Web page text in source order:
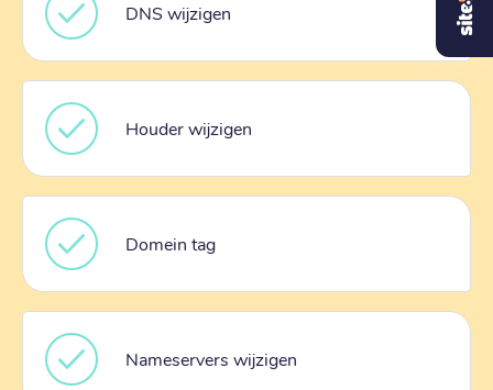
DNS wijzigen
Houder wijzigen
Domein tag
Nameservers wijzigen